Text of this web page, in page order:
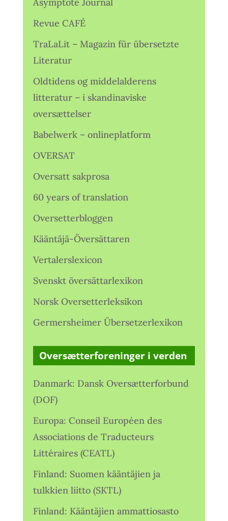
Revue CAFÉ
TraLaLit – Magazin für übersetzte
Literatur
Oldtidens og middelalderens
litteratur – i skandinaviske
oversættelser
Babelwerk – onlineplatform
OVERSAT
Oversatt sakprosa
60 years of translation
Oversetterbloggen
Kääntäjä-Översättaren
Vertalerslexicon
Svenskt översättarlexikon
Norsk Oversetterleksikon
Germersheimer Übersetzerlexikon
Oversætterforeninger i verden
Danmark: Dansk Oversætterforbund
(DOF)
Europa: Conseil Européen des
Associations de Traducteurs
Littéraires (CEATL)
Finland: Suomen kääntäjien ja
tulkkien liitto (SKTL)
Finland: Kääntäjien ammattiosasto